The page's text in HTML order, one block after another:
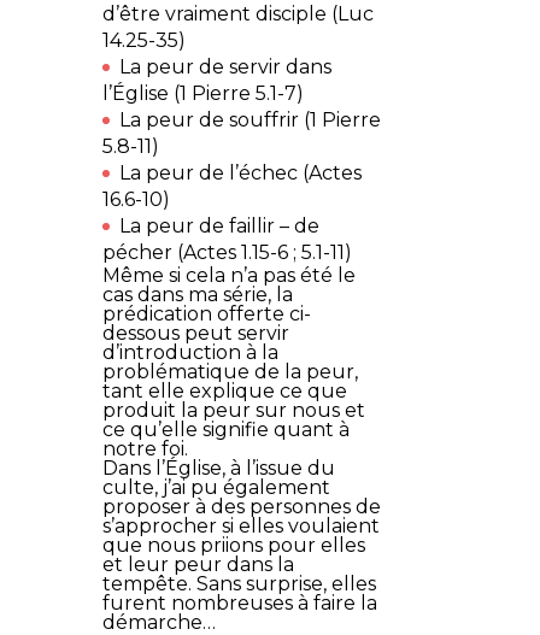
d’être vraiment disciple (Luc
14.25-35)
La peur de servir dans
l’Église (1 Pierre 5.1-7)
La peur de souffrir (1 Pierre
5.8-11)
La peur de l’échec (Actes
16.6-10)
La peur de faillir – de
pécher (Actes 1.15-6 ; 5.1-11)
Même si cela n’a pas été le
cas dans ma série, la
prédication offerte ci-
dessous peut servir
d’introduction à la
problématique de la peur,
tant elle explique ce que
produit la peur sur nous et
ce qu’elle signifie quant à
notre foi.
Dans l’Église, à l’issue du
culte, j’ai pu également
proposer à des personnes de
s’approcher si elles voulaient
que nous priions pour elles
et leur peur dans la
tempête. Sans surprise, elles
furent nombreuses à faire la
démarche…